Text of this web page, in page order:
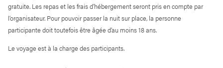
gratuite. Les repas et les frais d’hébergement seront pris en compte par
l’organisateur. Pour pouvoir passer la nuit sur place, la personne
participante doit toutefois être âgée d’au moins 18 ans.
Le voyage est à la charge des participants.